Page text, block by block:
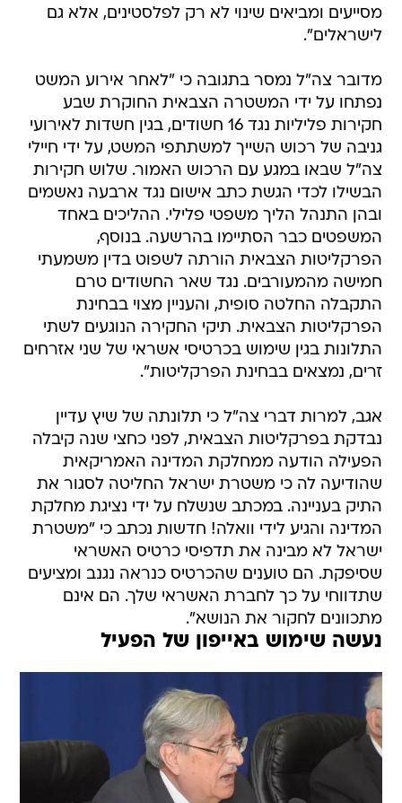
מסייעים ומביאים שינוי לא רק לפלסטינים, אלא גם
לישראלים".
מדובר צה"ל נמסר בתגובה כי "לאחר אירוע המשט
נפתחו על ידי המשטרה הצבאית החוקרת שבע
חקירות פליליות נגד 16 חשודים, בגין חשדות לאירועי
גניבה של רכוש השייך למשתתפי המשט, על ידי חיילי
צה"ל שבאו במגע עם הרכוש האמור. שלוש חקירות
הבשילו לכדי הגשת כתב אישום נגד ארבעה נאשמים
ובהן התנהל הליך משפטי פלילי. ההליכים באחד
המשפטים כבר הסתיימו בהרשעה. בנוסף,
הפרקליטות הצבאית הורתה לשפוט בדין משמעתי
חמישה מהמעורבים. נגד שאר החשודים טרם
התקבלה החלטה סופית, והעניין מצוי בבחינת
הפרקליטות הצבאית. תיקי החקירה הנוגעים לשתי
התלונות בגין שימוש בכרטיסי אשראי של שני אזרחים
זרים, נמצאים בבחינת הפרקליטות".
אגב, למרות דברי צה"ל כי תלונתה של שיץ עדיין
נבדקת בפרקליטות הצבאית, לפני כחצי שנה קיבלה
הפעילה הודעה ממחלקת המדינה האמריקאית
שהודיעה לה כי משטרת ישראל החליטה לסגור את
התיק בעניינה. במכתב שנשלח על ידי נציגת מחלקת
המדינה והגיע לידי וואלה! חדשות נכתב כי "משטרת
ישראל לא מבינה את תדפיסי כרטיס האשראי
שסיפקת. הם טוענים שהכרטיס כנראה נגנב ומציעים
שתדווחי על כך לחברת האשראי שלך. הם אינם
מתכוונים לחקור את הנושא".
נעשה שימוש באייפון של הפעיל